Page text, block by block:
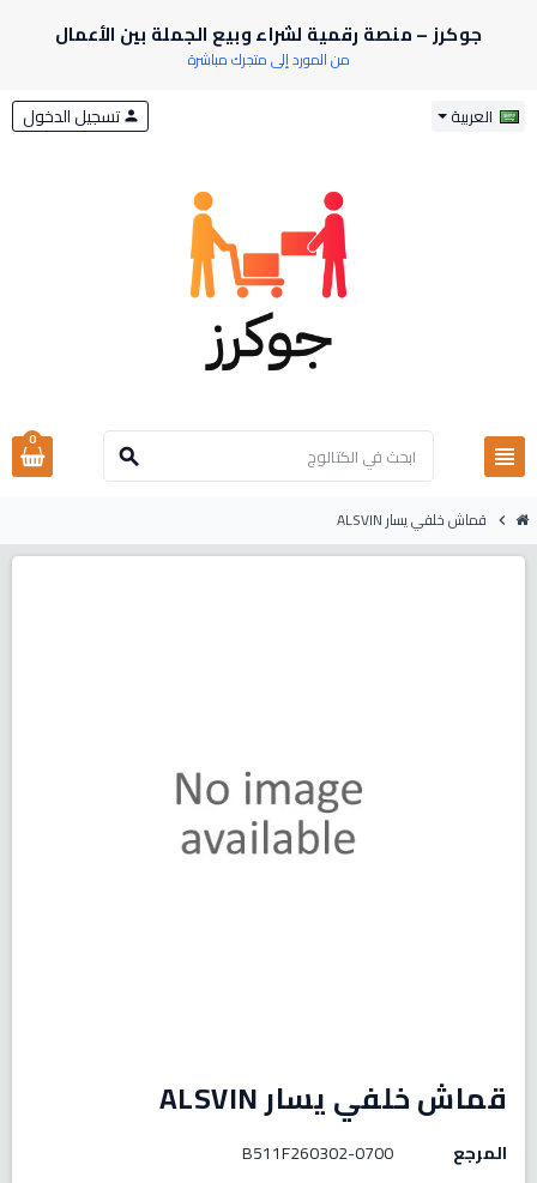
جوكرز – منصة رقمية لشراء وبيع الجملة بين الأعمال
من المورد إلى متجرك مباشرة
العربية
view_headline
search
person تسجيل الدخول
0
chevron_right قماش خلفي يسار ALSVIN
قماش خلفي يسار ALSVIN
المرجع B511F260302-0700